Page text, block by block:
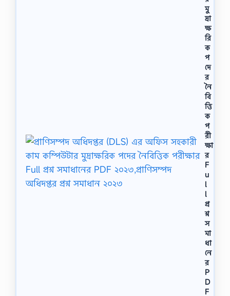
মু
দ্রা
ক্ষ
রি
ক
প
দে
র
নৈ
বি
ত্তি
ক
প
রী
ক্ষা
র
F
u
l
l
প্র
শ্ন
স
মা
ধা
নে
র
P
D
F